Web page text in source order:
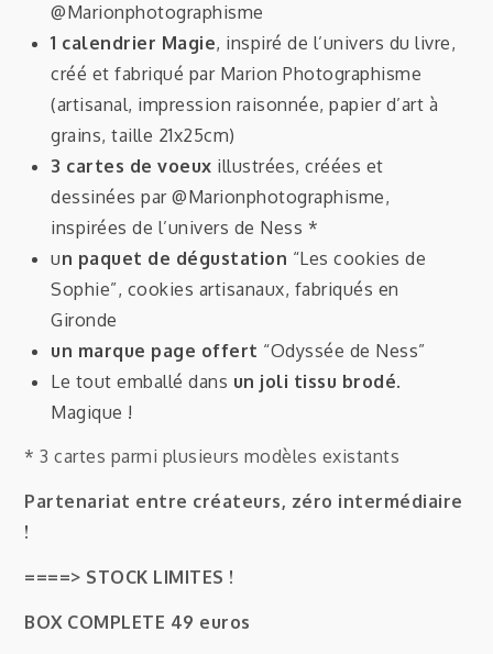
@Marionphotographisme
1 calendrier Magie, inspiré de l’univers du livre,
créé et fabriqué par Marion Photographisme
(artisanal, impression raisonnée, papier d’art à
grains, taille 21x25cm)
3 cartes de voeux illustrées, créées et
dessinées par @Marionphotographisme,
inspirées de l’univers de Ness *
un paquet de dégustation “Les cookies de
Sophie”, cookies artisanaux, fabriqués en
Gironde
un marque page offert “Odyssée de Ness”
Le tout emballé dans un joli tissu brodé.
Magique !
* 3 cartes parmi plusieurs modèles existants
Partenariat entre créateurs, zéro intermédiaire
!
====> STOCK LIMITES !
BOX COMPLETE 49 euros